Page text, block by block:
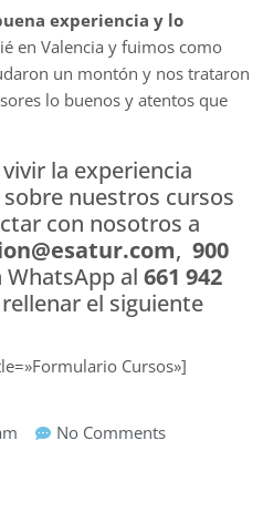
experiencia y lo
en Valencia y fuimos como
un montón y nos trataron
lo buenos y atentos que
la experiencia
nuestros cursos
con nosotros a
, 900
WhatsApp al 661 942
el siguiente
Cursos»]
No Comments